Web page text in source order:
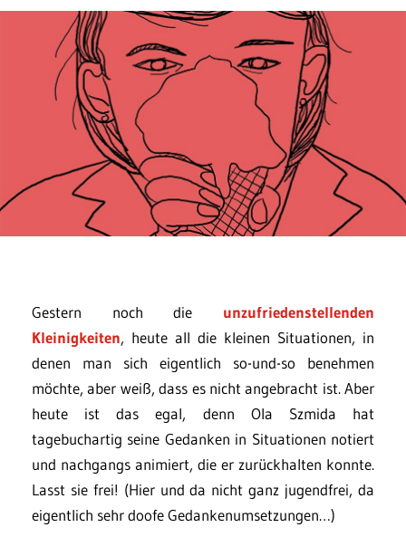
Gestern noch die unzufriedenstellenden
Kleinigkeiten, heute all die kleinen Situationen, in
denen man sich eigentlich so-und-so benehmen
möchte, aber weiß, dass es nicht angebracht ist. Aber
heute ist das egal, denn Ola Szmida hat
tagebuchartig seine Gedanken in Situationen notiert
und nachgangs animiert, die er zurückhalten konnte.
Lasst sie frei! (Hier und da nicht ganz jugendfrei, da
eigentlich sehr doofe Gedankenumsetzungen…)